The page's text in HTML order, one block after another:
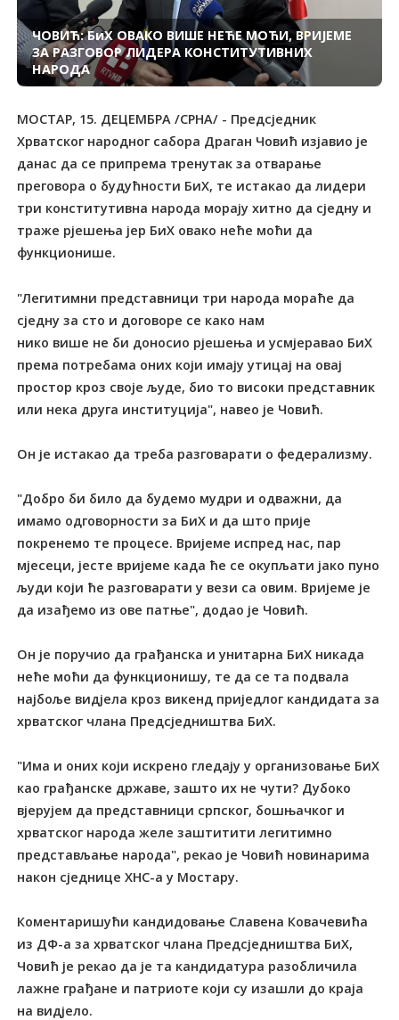
ЧОВИЋ: БиХ ОВАКО ВИШЕ НЕЋЕ МОЋИ, ВРИЈЕМЕ
ЗА РАЗГОВОР ЛИДЕРА КОНСТИТУТИВНИХ
НАРОДА
МОСTАР, 15. ДЕЦЕМБРА /СРНА/ - Предсједник
Хрватског народног сабора Драган Човић изјавио је
данас да се припрема тренутак за отварање
преговора о будућности БиХ, те истакао да лидери
три конститутивна народа морају хитно да сједну и
траже рјешења јер БиХ овако неће моћи да
функционише.
"Легитимни представници три народа мораће да
сједну за сто и договоре се како нам
нико више не би доносио рјешења и усмјеравао БиХ
према потребама оних који имају утицај на овај
простор кроз своје људе, био то високи представник
или нека друга институција", навео је Човић.
Он је истакао да треба разговарати о федерализму.
"Добро би било да будемо мудри и одважни, да
имамо одговорности за БиХ и да што прије
покренемо те процесе. Вријеме испред нас, пар
мјесеци, јесте вријеме када ће се окупљати јако пуно
људи који ће разговарати у вези са овим. Вријеме је
да изађемо из ове патње", додао је Човић.
Он је поручио да грађанска и унитарна БиХ никада
неће моћи да функционишу, те да се та подвала
најбоље видјела кроз викенд приједлог кандидата за
хрватског члана Предсједништва БиХ.
"Има и оних који искрено гледају у организовање БиХ
као грађанске државе, зашто их не чути? Дубоко
вјерујем да представници српског, бошњачког и
хрватског народа желе заштитити легитимно
представљање народа", рекао је Човић новинарима
након сједнице ХНС-а у Мостару.
Коментаришући кандидовање Славена Ковачевића
из ДФ-а за хрватског члана Предсједништва БиХ,
Човић је рекао да је та кандидатура разобличила
лажне грађане и патриоте који су изашли до краја
на видјело.